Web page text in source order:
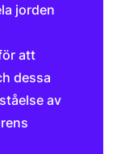
jorden
att
dessa
av